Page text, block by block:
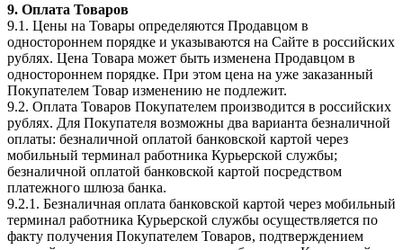
9. Оплата Товаров
9.1. Цены на Товары определяются Продавцом в
одностороннем порядке и указываются на Сайте в российских
рублях. Цена Товара может быть изменена Продавцом в
одностороннем порядке. При этом цена на уже заказанный
Покупателем Товар изменению не подлежит.
9.2. Оплата Товаров Покупателем производится в российских
рублях. Для Покупателя возможны два варианта безналичной
оплаты: безналичной оплатой банковской картой через
мобильный терминал работника Курьерской службы;
безналичной оплатой банковской картой посредством
платежного шлюза банка.
9.2.1. Безналичная оплата банковской картой через мобильный
терминал работника Курьерской службы осуществляется по
факту получения Покупателем Товаров, подтверждением